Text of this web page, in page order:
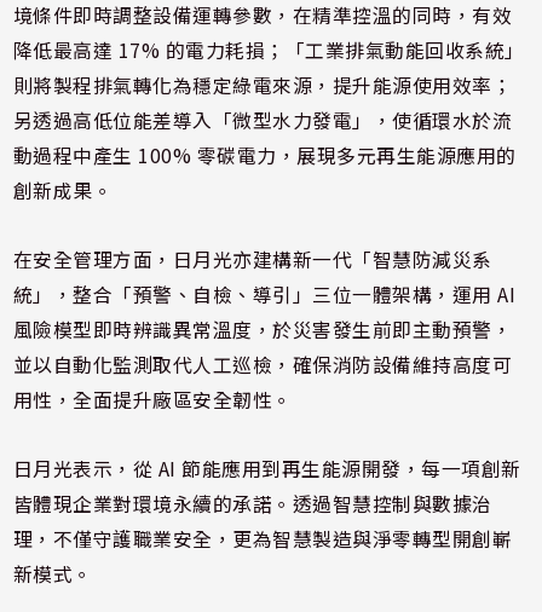
境條件即時調整設備運轉參數，在精準控溫的同時，有效
降低最高達 17% 的電力耗損；「工業排氣動能回收系統」
則將製程排氣轉化為穩定綠電來源，提升能源使用效率；
另透過高低位能差導入「微型水力發電」，使循環水於流
動過程中產生 100% 零碳電力，展現多元再生能源應用的
創新成果。
在安全管理方面，日月光亦建構新一代「智慧防減災系
統」，整合「預警、自檢、導引」三位一體架構，運用 AI
風險模型即時辨識異常溫度，於災害發生前即主動預警，
並以自動化監測取代人工巡檢，確保消防設備維持高度可
用性，全面提升廠區安全韌性。
日月光表示，從 AI 節能應用到再生能源開發，每一項創新
皆體現企業對環境永續的承諾。透過智慧控制與數據治
理，不僅守護職業安全，更為智慧製造與淨零轉型開創嶄
新模式。